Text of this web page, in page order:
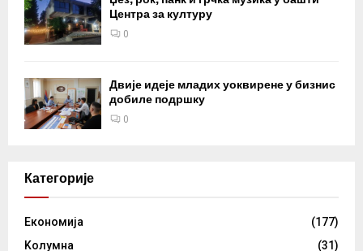
Центра за културу
0
Двије идеје младих уоквирене у бизнис
добиле подршку
0
Категорије
Eкономија
(177)
Kолумнa
(31)